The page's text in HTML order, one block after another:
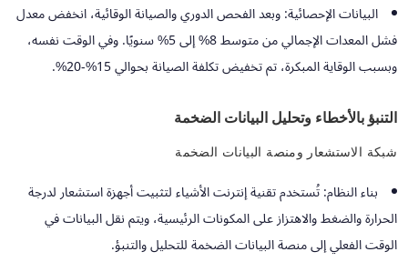
البيانات الإحصائية:وبعد الفحص الدوري والصيانة الوقائية، انخفض معدل
فشل المعدات الإجمالي من متوسط ​​8% إلى 5% سنويًا. وفي الوقت نفسه،
وبسبب الوقاية المبكرة، تم تخفيض تكلفة الصيانة بحوالي 15%-20%.
التنبؤ بالأخطاء وتحليل البيانات الضخمة
شبكة الاستشعار ومنصة البيانات الضخمة
بناء النظام:تُستخدم تقنية إنترنت الأشياء لتثبيت أجهزة استشعار لدرجة
الحرارة والضغط والاهتزاز على المكونات الرئيسية، ويتم نقل البيانات في
الوقت الفعلي إلى منصة البيانات الضخمة للتحليل والتنبؤ.